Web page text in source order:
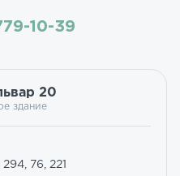
10-39
20
здание
76, 221